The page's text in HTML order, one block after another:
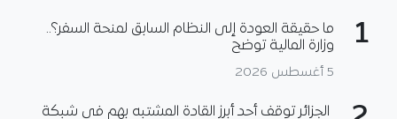
1
ما حقيقة العودة إلى النظام السابق لمنحة السفر؟..
وزارة المالية توضح
5 أغسطس 2026
الجزائر توقف أحد أبرز القادة المشتبه بهم في شبكة